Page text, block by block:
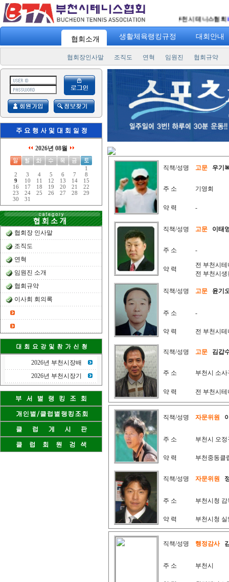
에 3번! 하루 30분 운동! "승리를 향한 열정의 샷!!" 부천시 테니스협회http://
협회소개 생활체육랭킹규정 대회안내
협회장인사말 조직도 연혁 임원진 협회규약
2026년 08월
1
2
3 4 5 6 7
8
9
10 11 12 13 14
15
16
17 18 19 20 21
22
23
24 25 26 27 28
29
30
31
협회장 인사말
조직도
연혁
임원진 소개
협회규약
이사회 회의록
2026년 부천시장배
2026년 부천시장기
직책/성명 고문 우기
주 소 기영회
약 력 -
직책/성명 고문 이태
주 소 -
약 력
전 부천시
전 부천시
직책/성명 고문 윤기
주 소 -
약 력 전 부천시
직책/성명 고문 김갑
주 소 부천시 소
약 력 전 부천시
직책/성명 자문위원
주 소 부천시 오
약 력 부천중동클
직책/성명 자문위원
주 소 부천시청 감
약 력 부천시청
직책/성명 행정감사
주 소 부천시